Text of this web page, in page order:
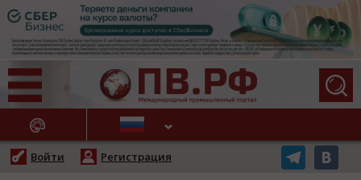
НОВОСТИ
Войти Регистрация